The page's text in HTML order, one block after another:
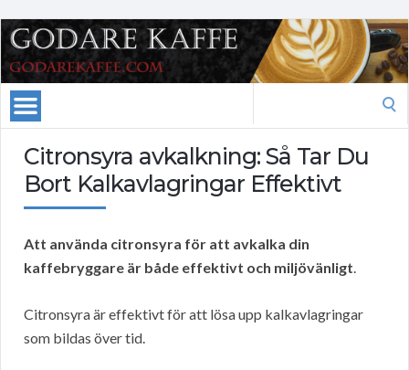
Citronsyra avkalkning: Så Tar Du
Bort Kalkavlagringar Effektivt
Att använda citronsyra för att avkalka din
kaffebryggare är både effektivt och miljövänligt.
Citronsyra är effektivt för att lösa upp kalkavlagringar
som bildas över tid.